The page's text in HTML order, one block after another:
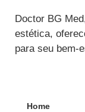
Doctor BG
estética,
para seu bem-
Home